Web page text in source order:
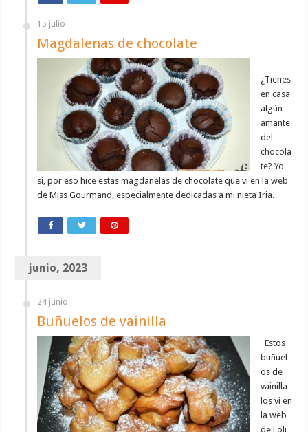
15 julio
Magdalenas de chocolate
¿Tienes
en casa
algún
amante
del
chocola
te? Yo
sí, por eso hice estas magdanelas de chocolate que vi en la web
de Miss Gourmand, especialmente dedicadas a mi nieta Iria.
junio, 2023
24 junio
Buñuelos de vainilla
Estos
buñuel
os de
vainilla
los vi en
la web
de Loli